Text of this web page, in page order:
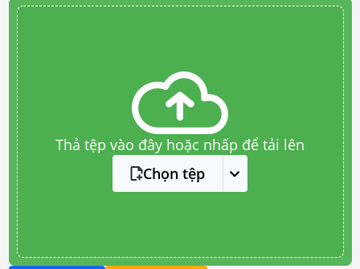
Thả tệp vào đây hoặc nhấp để tải lên
Chọn tệp